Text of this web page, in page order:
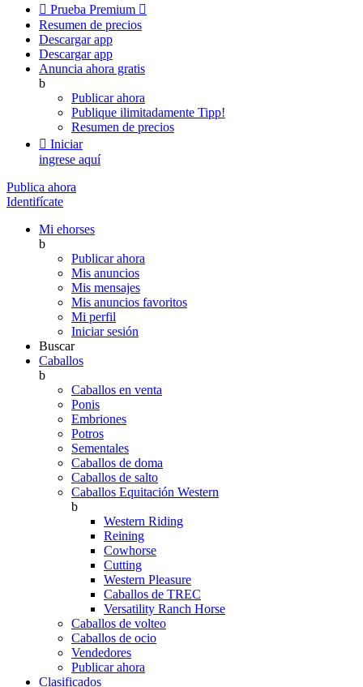
 Prueba Premium 
Resumen de precios
Descargar app
Descargar app
Anuncia ahora gratis
b
Publicar ahora
Publique ilimitadamente Tipp!
Resumen de precios
 Iniciar
ingrese aquí
Publica ahora
Identifícate
Mi ehorses
b
Publicar ahora
Mis anuncios
Mis mensajes
Mis anuncios favoritos
Mi perfil
Iniciar sesión
Buscar
Caballos
b
Caballos en venta
Ponis
Embriones
Potros
Sementales
Caballos de doma
Caballos de salto
Caballos Equitación Western
b
Western Riding
Reining
Cowhorse
Cutting
Western Pleasure
Caballos de TREC
Versatility Ranch Horse
Caballos de volteo
Caballos de ocio
Vendedores
Publicar ahora
Clasificados